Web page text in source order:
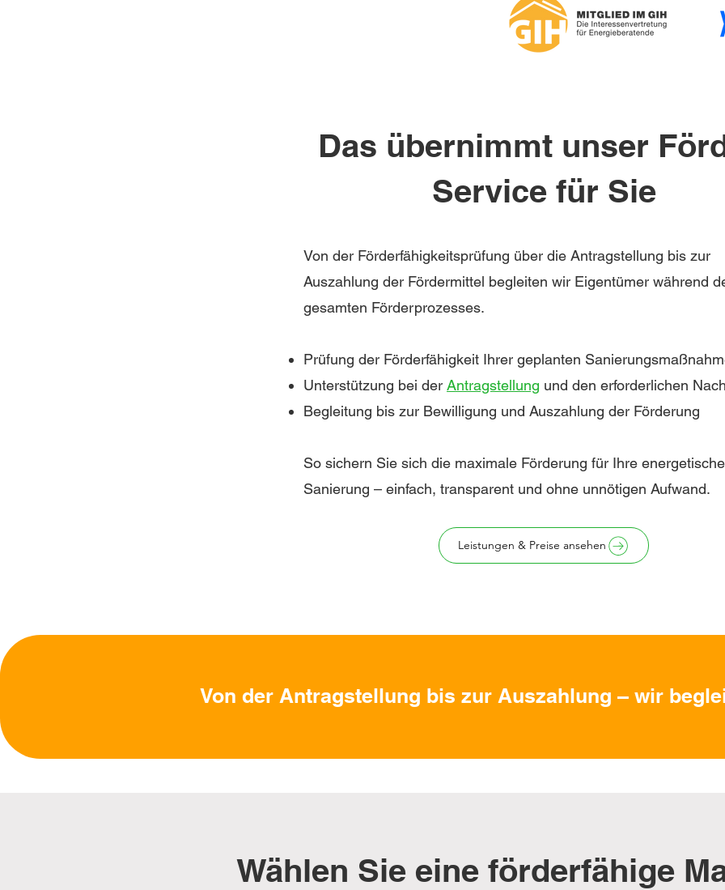
Das übernimmt unser
Service für Sie
Von der Förderfähigkeitsprüfung über die Antragstellung bis zur
Auszahlung der Fördermittel begleiten wir Eigentümer während
gesamten Förderprozesses.
Prüfung der Förderfähigkeit Ihrer geplanten
Unterstützung bei der Antragstellung und den erforderlichen
Begleitung bis zur Bewilligung und Auszahlung der Förderung
So sichern Sie sich die maximale Förderung für Ihre energetische
Sanierung – einfach, transparent und ohne unnötigen Aufwand.
Leistungen & Preise ansehen
Von der Antragstellung bis zur Auszahlung – wir
Wählen Sie eine förderfähige